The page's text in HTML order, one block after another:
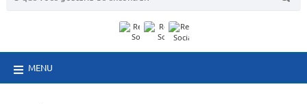
MENU